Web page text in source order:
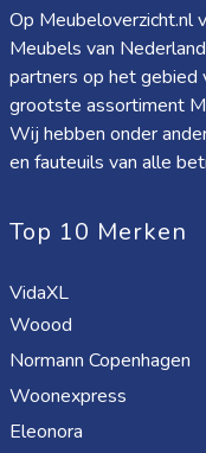
Op Meubeloverzicht.nl
Meubels van
partners op het gebied
grootste assortiment
Wij hebben onder
en fauteuils van alle
Top 10 Merken
VidaXL
Woood
Normann Copenhagen
Woonexpress
Eleonora